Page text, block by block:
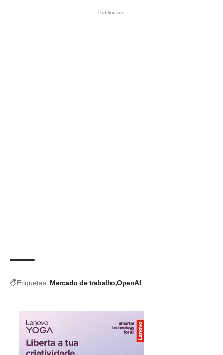
- Publicidade -
Etiquetas: Mercado de trabalho OpenAI